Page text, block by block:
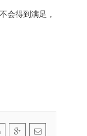
会得到满足，